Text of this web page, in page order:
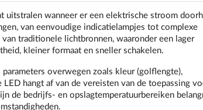
uitstralen wanneer er een elektrische stroom
van eenvoudige indicatielampjes tot complexe
traditionele lichtbronnen, waaronder een lager
kleiner formaat en sneller schakelen.
overwegen zoals kleur (golflengte),
hangt af van de vereisten van de toepassing
de bedrijfs- en opslagtemperatuurbereiken